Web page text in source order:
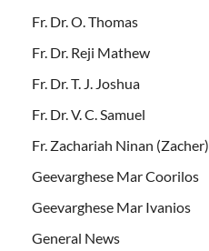
Fr. Dr. O. Thomas
Fr. Dr. Reji Mathew
Fr. Dr. T. J. Joshua
Fr. Dr. V. C. Samuel
Fr. Zachariah Ninan (Zacher)
Geevarghese Mar Coorilos
Geevarghese Mar Ivanios
General News